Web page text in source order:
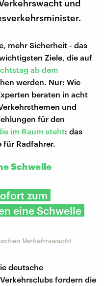
und
mehr Sicherheit - das
Ziele, die auf
ab dem
werden. Nur: Wie
beraten in acht
und
für den
im Raum steht: das
für Radfahrer.
Schwelle
zum
eine Schwelle
Verkehrswacht
deutsche
fordern die